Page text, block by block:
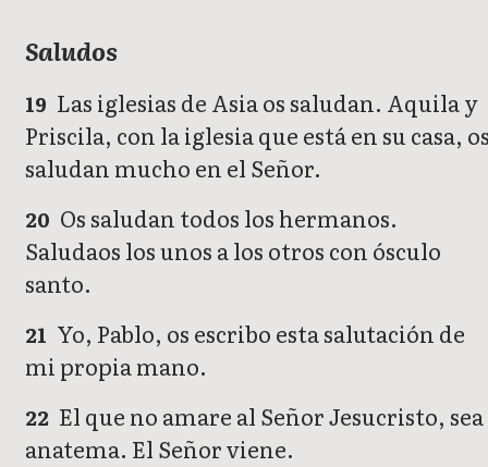
Saludos
19 Las iglesias de Asia os saludan. Aquila y
Priscila, con la iglesia que está en su casa,
saludan mucho en el Señor.
20 Os saludan todos los hermanos.
Saludaos los unos a los otros con ósculo
santo.
21 Yo, Pablo, os escribo esta salutación de
mi propia mano.
22 El que no amare al Señor Jesucristo, sea
anatema. El Señor viene.